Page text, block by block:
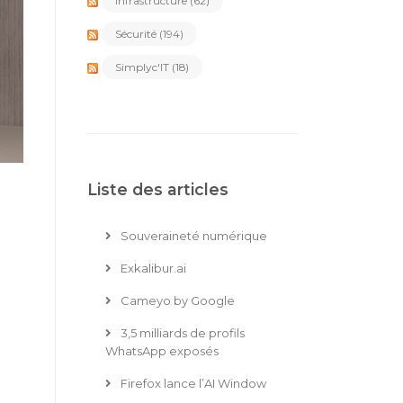
Sécurité (194)
Simplyc'IT (18)
Liste des articles
Souveraineté numérique
Exkalibur.ai
Cameyo by Google
3,5 milliards de profils
WhatsApp exposés
Firefox lance l’AI Window